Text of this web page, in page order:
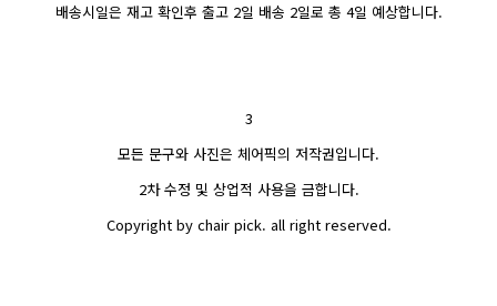
배송시일은 재고 확인후 출고 2일 배송 2일로 총 4일 예상합니다.
3
모든 문구와 사진은 체어픽의 저작권입니다.
2차 수정 및 상업적 사용을 금합니다.
Copyright by chair pick. all right reserved.